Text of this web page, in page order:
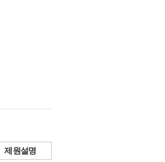
제원설명